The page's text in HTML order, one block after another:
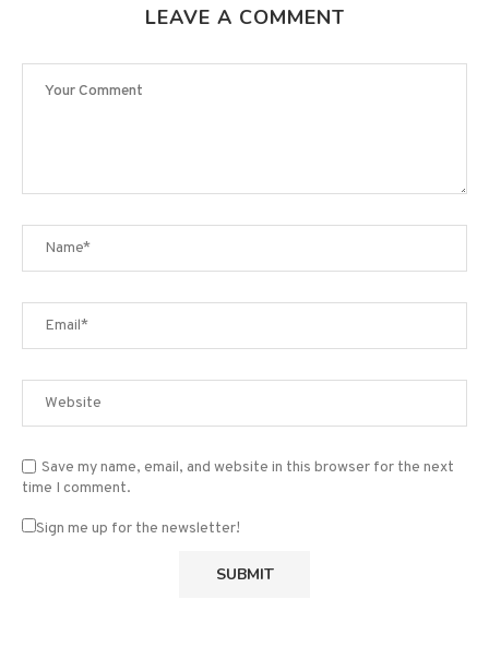
LEAVE A COMMENT
Save my name, email, and website in this browser for the next
time I comment.
Sign me up for the newsletter!